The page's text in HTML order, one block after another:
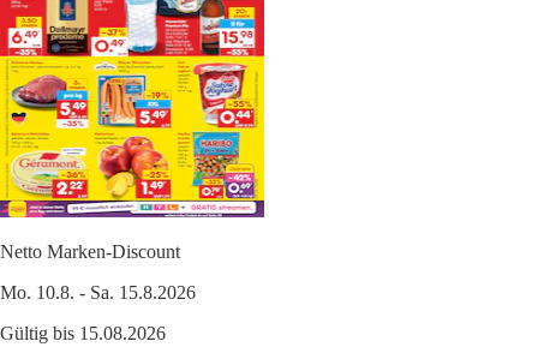
Netto Marken-Discount
Mo. 10.8. - Sa. 15.8.2026
Gültig bis 15.08.2026